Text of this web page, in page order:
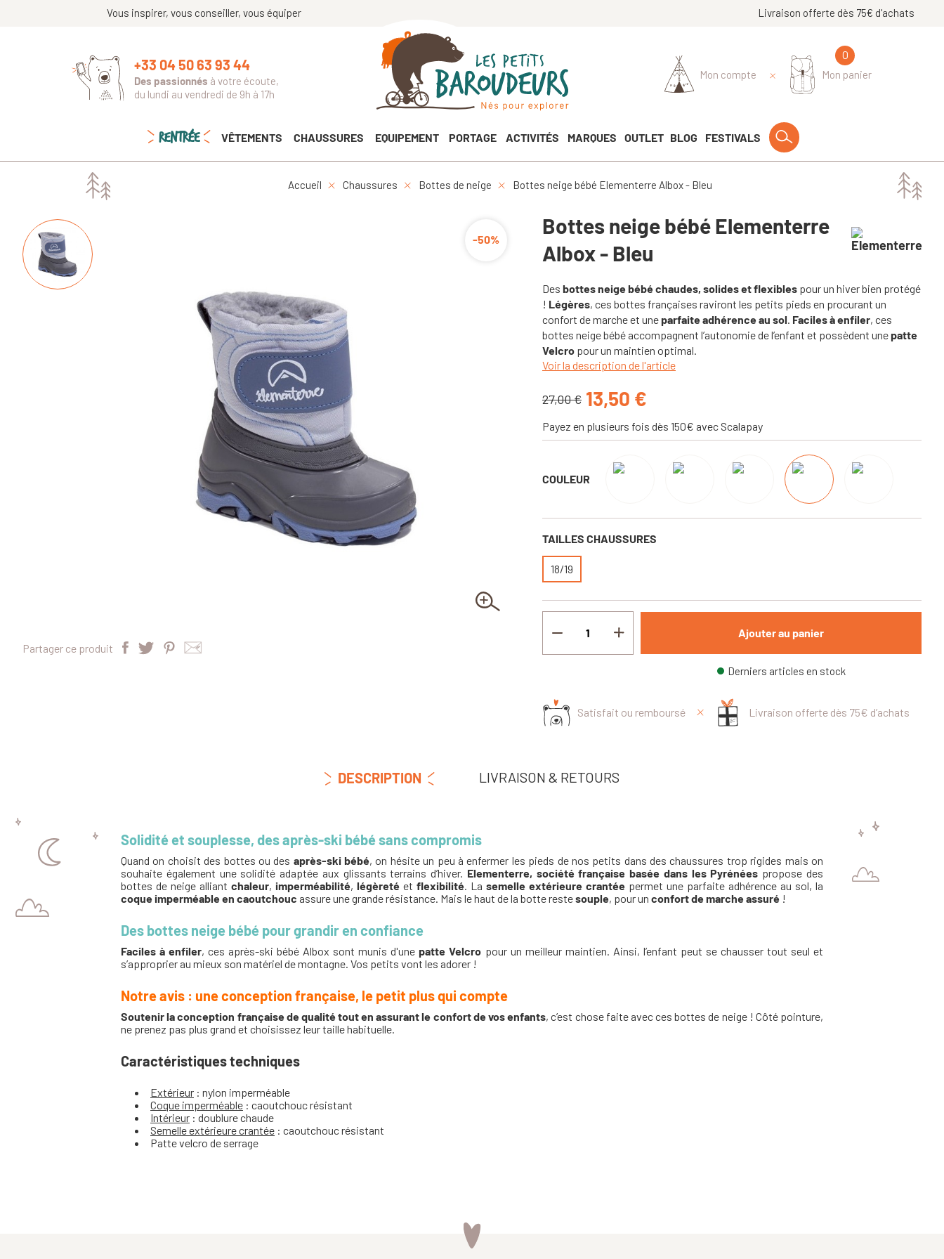
Vous inspirer, vous conseiller, vous équiper Livraison offerte dès 75€ d'achats
+33 04 50 63 93 44
Des passionnés à votre écoute,
du lundi au vendredi de 9h à 17h
Mon compte Mon panier
0
RENTRÉE VÊTEMENTS CHAUSSURES EQUIPEMENT PORTAGE ACTIVITÉS MARQUES OUTLET BLOG FESTIVALS
Accueil Chaussures Bottes de neige Bottes neige bébé Elementerre Albox - Bleu
-50%
Partager ce produit
Bottes neige bébé Elementerre
Albox - Bleu
Des bottes neige bébé chaudes, solides et flexibles pour un hiver bien protégé
! Légères, ces bottes françaises raviront les petits pieds en procurant un
confort de marche et une parfaite adhérence au sol. Faciles à enfiler, ces
bottes neige bébé accompagnent l’autonomie de l’enfant et possèdent une patte
Velcro pour un maintien optimal.
Voir la description de l'article
27,00 € 13,50 €
Payez en plusieurs fois dès 150€ avec Scalapay
COULEUR
TAILLES CHAUSSURES
18/19
Ajouter au panier
Derniers articles en stock
Satisfait ou remboursé Livraison offerte dès 75€ d’achats
DESCRIPTION LIVRAISON & RETOURS
Solidité et souplesse, des après-ski bébé sans compromis
Quand on choisit des bottes ou des après-ski bébé, on hésite un peu à enfermer les pieds de nos petits dans des chaussures trop rigides mais on
souhaite également une solidité adaptée aux glissants terrains d’hiver. Elementerre, société française basée dans les Pyrénées propose des
bottes de neige alliant chaleur, imperméabilité, légèreté et flexibilité. La semelle extérieure crantée permet une parfaite adhérence au sol, la
coque imperméable en caoutchouc assure une grande résistance. Mais le haut de la botte restesouple, pour un confort de marche assuré !
Des bottes neige bébé pour grandir en confiance
Faciles à enfiler, ces après-ski bébé Albox sont munis d'une patte Velcro pour un meilleur maintien. Ainsi, l’enfant peut se chausser tout seul et
s’approprier au mieux son matériel de montagne. Vos petits vont les adorer !
Notre avis : une conception française, le petit plus qui compte
Soutenir la conception française de qualité tout en assurant le confort de vos enfants, c’est chose faite avec ces bottes de neige ! Côté pointure,
ne prenez pas plus grand et choisissez leur taille habituelle.
Caractéristiques techniques
Extérieur : nylon imperméable
Coque imperméable : caoutchouc résistant
Intérieur : doublure chaude
Semelle extérieure crantée : caoutchouc résistant
Patte velcro de serrage